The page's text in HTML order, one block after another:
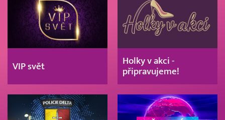
VIP svět
Holky v akci -
připravujeme!